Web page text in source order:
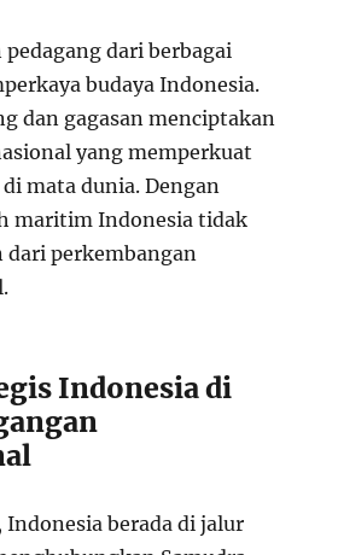
dari berbagai
budaya Indonesia.
dan gagasan menciptakan
yang memperkuat
mata dunia. Dengan
maritim Indonesia tidak
dari perkembangan
Indonesia di
Indonesia berada di jalur